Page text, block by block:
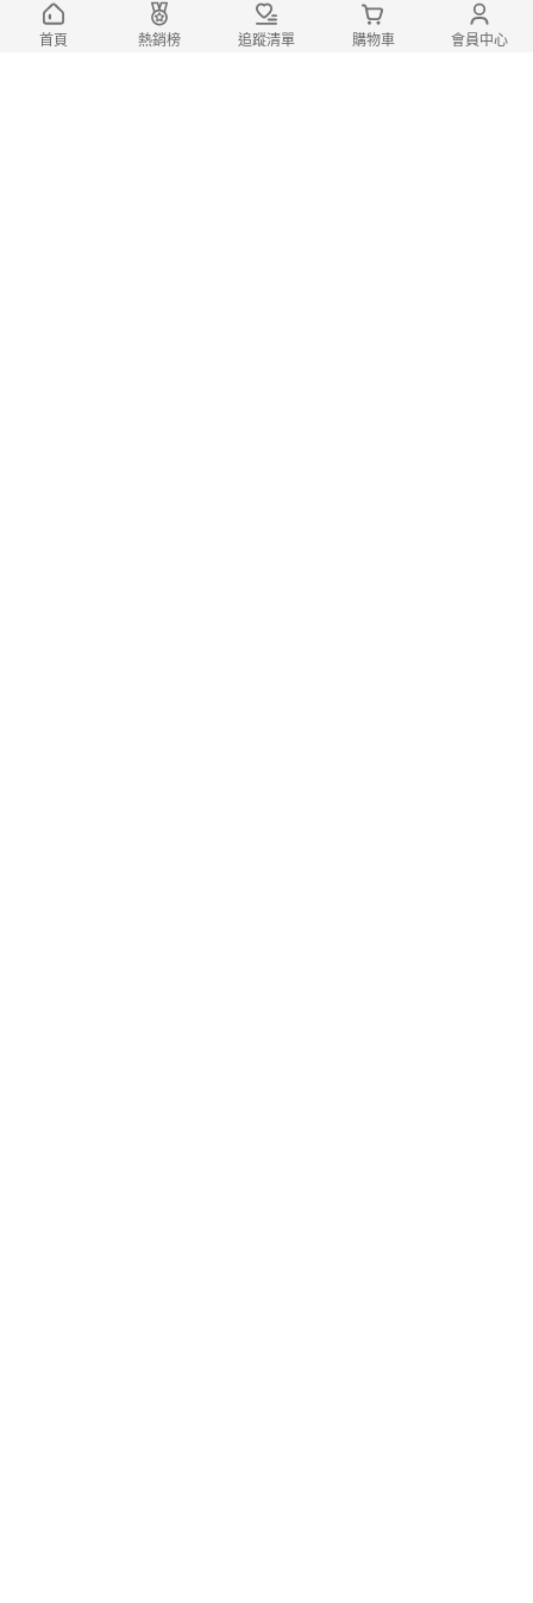
首頁 熱銷榜 追蹤清單 購物車 會員中心